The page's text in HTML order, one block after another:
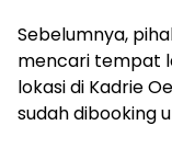
Sebelumnya,
mencari tempat
lokasi di Kadrie
sudah dibooking